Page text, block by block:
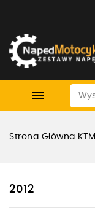

Strona Główna KTM
2012